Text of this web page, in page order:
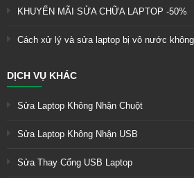
KHUYẾN MÃI SỬA CHỮA LAPTOP -50%
Cách xử lý và sửa laptop bị vô nước
DỊCH VỤ KHÁC
Sửa Laptop Không Nhận Chuột
Sửa Laptop Không Nhận USB
Sửa Thay Cổng USB Laptop